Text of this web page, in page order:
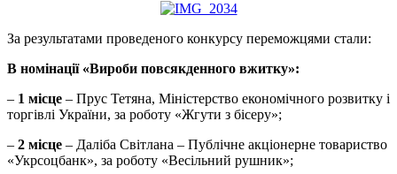
За результатами проведеного конкурсу переможцями стали:
В номінації «Вироби повсякденного вжитку»:
– 1 місце – Прус Тетяна, Міністерство економічного розвитку і
торгівлі України, за роботу «Жгути з бісеру»;
– 2 місце – Даліба Світлана – Публічне акціонерне товариство
«Укрсоцбанк», за роботу «Весільний рушник»;